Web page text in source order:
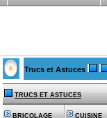
Trucs et Astuces
TRUCS ET ASTUCES
BRICOLAGE CUISINE